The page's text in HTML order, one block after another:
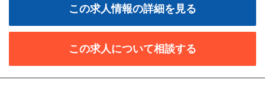
この求人情報の詳細を見る
この求人について相談する